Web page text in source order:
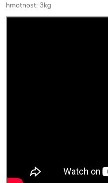
hmotnost: 3kg